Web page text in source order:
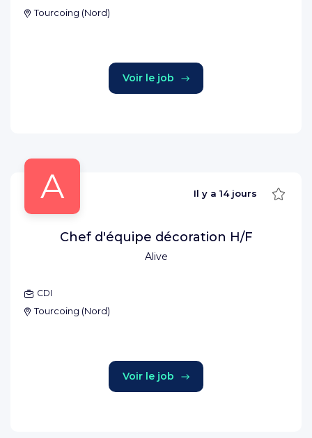
Tourcoing (Nord)
Voir le job
A
Alive
Il y a 14 jours
Chef d'équipe décoration H/F
CDI
Tourcoing (Nord)
Voir le job